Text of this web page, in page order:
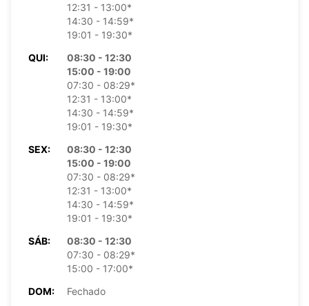
12:31 - 13:00*
14:30 - 14:59*
19:01 - 19:30*
QUI:
08:30 - 12:30
15:00 - 19:00
07:30 - 08:29*
12:31 - 13:00*
14:30 - 14:59*
19:01 - 19:30*
SEX:
08:30 - 12:30
15:00 - 19:00
07:30 - 08:29*
12:31 - 13:00*
14:30 - 14:59*
19:01 - 19:30*
SÁB:
08:30 - 12:30
07:30 - 08:29*
15:00 - 17:00*
DOM:
Fechado